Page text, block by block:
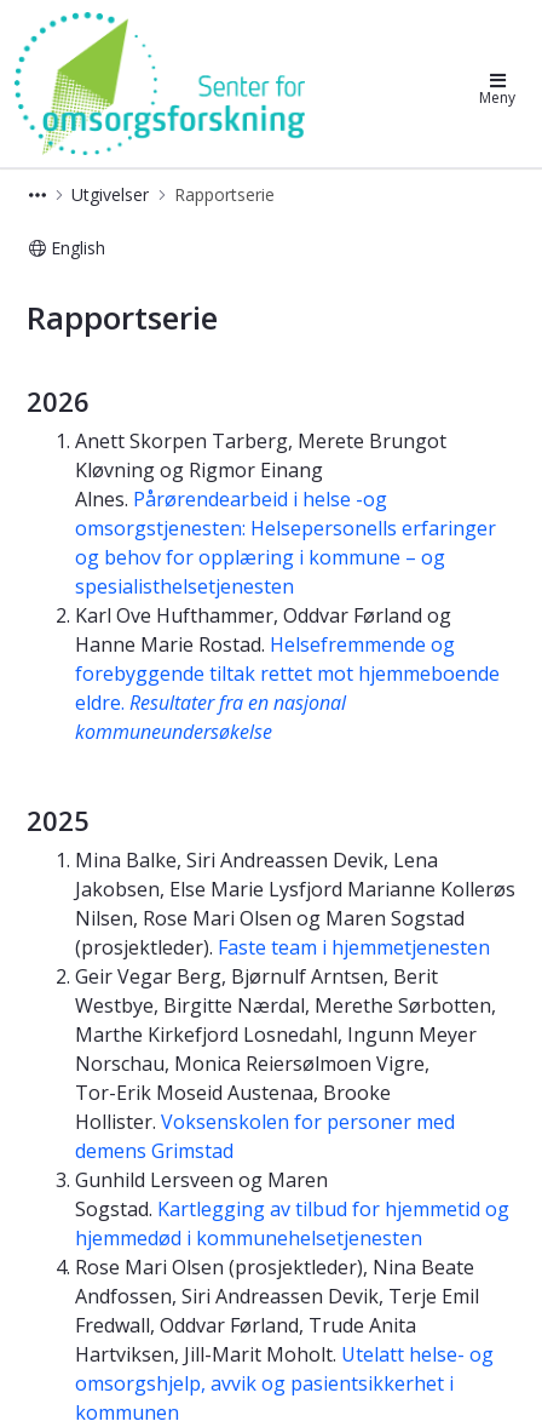
Senter for omsorgsforskning Meny
Utgivelser Rapportserie
English
Rapportserie
2026
Anett Skorpen Tarberg, Merete Brungot
Kløvning og Rigmor Einang
Alnes. Pårørendearbeid i helse -og
omsorgstjenesten: Helsepersonells erfaringer
og behov for opplæring i kommune – og
spesialisthelsetjenesten
Karl Ove Hufthammer, Oddvar Førland og
Hanne Marie Rostad. Helsefremmende og
forebyggende tiltak rettet mot hjemmeboende
eldre. Resultater fra en nasjonal
kommuneundersøkelse
2025
Mina Balke, Siri Andreassen Devik, Lena
Jakobsen, Else Marie Lysfjord Marianne Kollerøs
Nilsen, Rose Mari Olsen og Maren Sogstad
(prosjektleder). Faste team i hjemmetjenesten
Geir Vegar Berg, Bjørnulf Arntsen, Berit
Westbye, Birgitte Nærdal, Merethe Sørbotten,
Marthe Kirkefjord Losnedahl, Ingunn Meyer
Norschau, Monica Reiersølmoen Vigre,
Tor-Erik Moseid Austenaa, Brooke
Hollister. Voksenskolen for personer med
demens Grimstad
Gunhild Lersveen og Maren
Sogstad. Kartlegging av tilbud for hjemmetid og
hjemmedød i kommunehelsetjenesten
Rose Mari Olsen (prosjektleder), Nina Beate
Andfossen, Siri Andreassen Devik, Terje Emil
Fredwall, Oddvar Førland, Trude Anita
Hartviksen, Jill-Marit Moholt. Utelatt helse- og
omsorgshjelp, avvik og pasientsikkerhet i
kommunen